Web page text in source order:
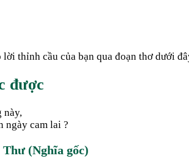
lời thỉnh cầu của bạn qua đoạn thơ dưới
được
này,
ngày cam lai ?
(Nghĩa gốc)